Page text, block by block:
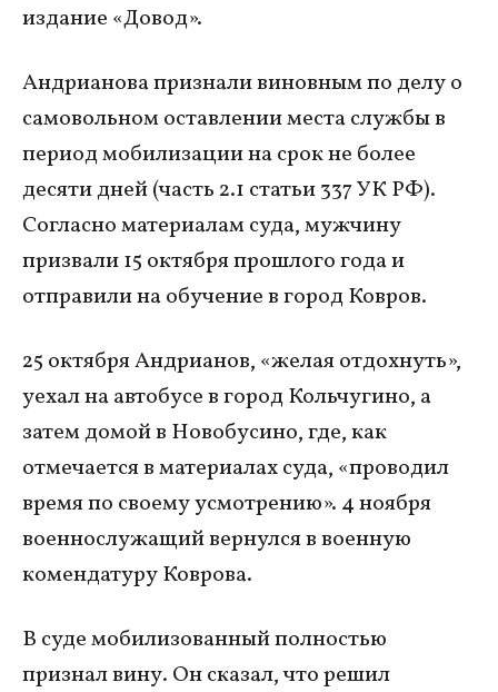
издание «Довод».
Андрианова признали виновным по делу о
самовольном оставлении места службы в
период мобилизации на срок не более
десяти дней (часть 2.1 статьи 337 УК РФ).
Согласно материалам суда, мужчину
призвали 15 октября прошлого года и
отправили на обучение в город Ковров.
25 октября Андрианов, «желая отдохнуть»,
уехал на автобусе в город Кольчугино, а
затем домой в Новобусино, где, как
отмечается в материалах суда, «проводил
время по своему усмотрению». 4 ноября
военнослужащий вернулся в военную
комендатуру Коврова.
В суде мобилизованный полностью
признал вину. Он сказал, что решил